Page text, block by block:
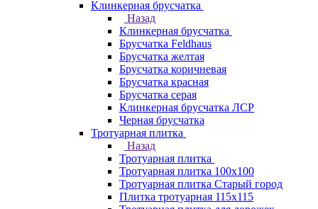
Клинкерная брусчатка
Назад
Клинкерная брусчатка
Брусчатка Feldhaus
Брусчатка желтая
Брусчатка коричневая
Брусчатка красная
Брусчатка серая
Клинкерная брусчатка ЛСР
Черная брусчатка
Тротуарная плитка
Назад
Тротуарная плитка
Тротуарная плитка 100x100
Тротуарная плитка Старый город
Плитка тротуарная 115x115